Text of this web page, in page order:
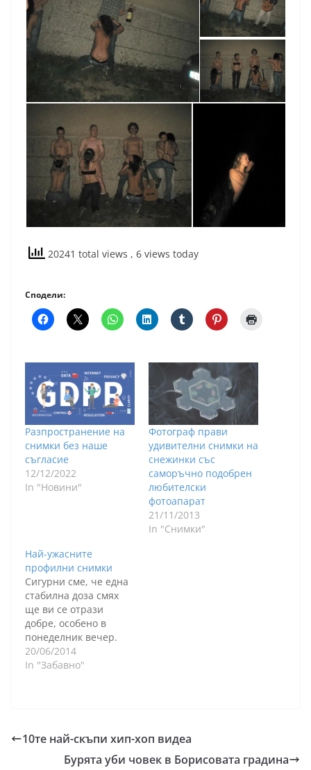
20241 total views , 6 views today
Сподели:
Разпространение на
снимки без наше
съгласие
12/12/2022
In "Новини"
Фотограф прави
удивителни снимки на
снежинки със
саморъчно подобрен
любителски
фотоапарат
21/11/2013
In "Снимки"
Най-ужасните
профилни снимки
Сигурни сме, че една
стабилна доза смях
ще ви се отрази
добре, особено в
понеделник вечер.
Когато заговорим за
Русия няколко
които както видяхме
позиция в класацията
20/06/2014
In "Забавно"
10те най-скъпи хип-хоп видеа
Бурята уби човек в Борисовата градина